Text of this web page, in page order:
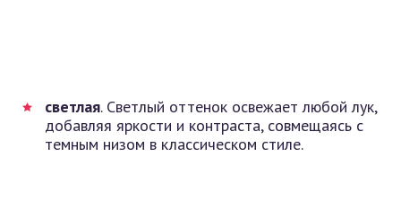
светлая. Светлый оттенок освежает любой лук,
добавляя яркости и контраста, совмещаясь с
темным низом в классическом стиле.